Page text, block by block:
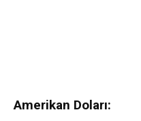
Amerikan Doları: